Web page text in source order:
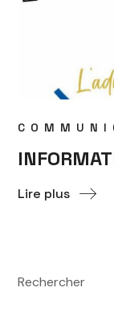
Lire plus
Rechercher